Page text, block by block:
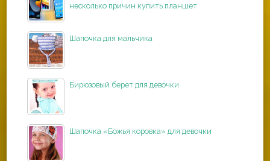
несколько причин купить планшет
Шапочка для мальчика
Бирюзовый берет для девочки
Шапочка «Божья коровка» для девочки